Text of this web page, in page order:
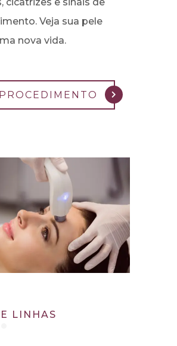
Veja sua pele
nova vida.
LINHAS